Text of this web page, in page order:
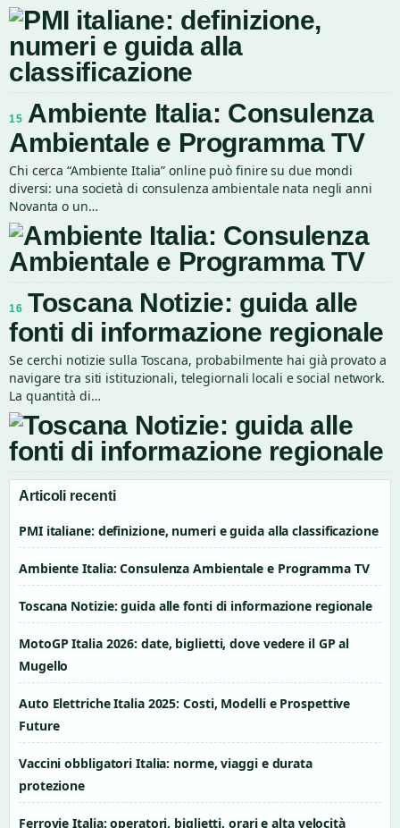
15 Ambiente Italia: Consulenza
Ambientale e Programma TV
Chi cerca “Ambiente Italia” online può finire su due mondi
diversi: una società di consulenza ambientale nata negli anni
Novanta o un…
16 Toscana Notizie: guida alle
fonti di informazione regionale
Se cerchi notizie sulla Toscana, probabilmente hai già provato a
navigare tra siti istituzionali, telegiornali locali e social network.
La quantità di…
Articoli recenti
PMI italiane: definizione, numeri e guida alla classificazione
Ambiente Italia: Consulenza Ambientale e Programma TV
Toscana Notizie: guida alle fonti di informazione regionale
MotoGP Italia 2026: date, biglietti, dove vedere il GP al
Mugello
Auto Elettriche Italia 2025: Costi, Modelli e Prospettive
Future
Vaccini obbligatori Italia: norme, viaggi e durata
protezione
Ferrovie Italia: operatori, biglietti, orari e alta velocità